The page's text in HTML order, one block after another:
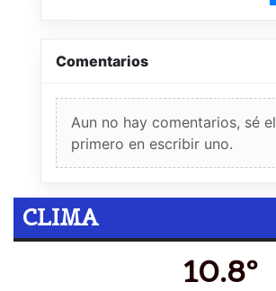
Comentarios
Aun no hay comentarios, sé el
primero en escribir uno.
CLIMA
10.8º